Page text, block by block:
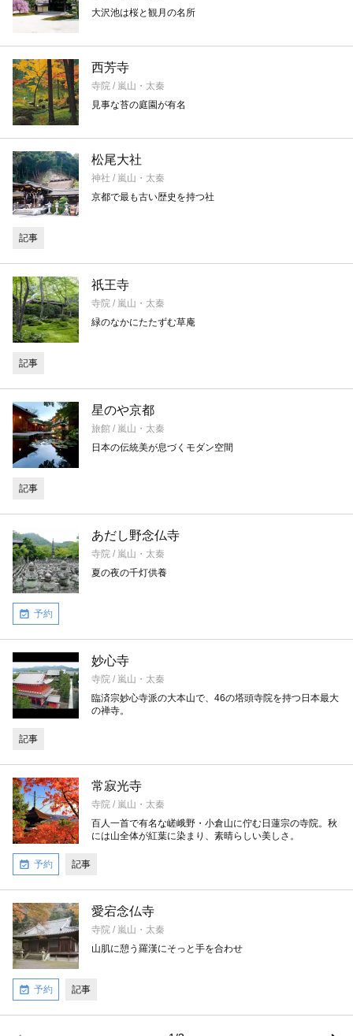
大沢池は桜と観月の名所
西芳寺
寺院 / 嵐山・太秦
見事な苔の庭園が有名
松尾大社
神社 / 嵐山・太秦
京都で最も古い歴史を持つ社
記事
祇王寺
寺院 / 嵐山・太秦
緑のなかにたたずむ草庵
記事
星のや京都
旅館 / 嵐山・太秦
日本の伝統美が息づくモダン空間
記事
あだし野念仏寺
寺院 / 嵐山・太秦
夏の夜の千灯供養
予約
妙心寺
寺院 / 嵐山・太秦
臨済宗妙心寺派の大本山で、46の塔頭寺院を持つ日本最大
の禅寺。
記事
常寂光寺
寺院 / 嵐山・太秦
百人一首で有名な嵯峨野・小倉山に佇む日蓮宗の寺院。秋
には山全体が紅葉に染まり、素晴らしい美しさ。
予約 記事
愛宕念仏寺
寺院 / 嵐山・太秦
山肌に憩う羅漢にそっと手を合わせ
予約 記事